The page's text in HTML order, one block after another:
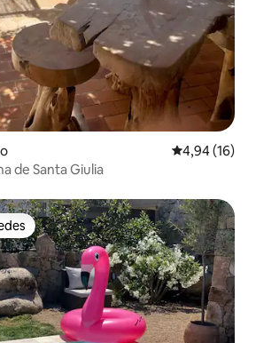
4,94 de uma
4,94 (16)
de Santa Giulia